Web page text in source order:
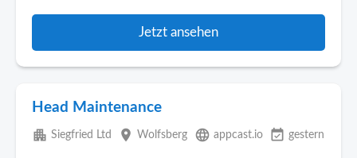
Jetzt ansehen
Head Maintenance
apartment Siegfried Ltd place Wolfsberg language appcast.io event_available gestern